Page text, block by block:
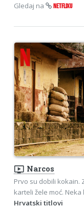
Gledaj na NETFLIXU
ondemand_video Narcos
Prvo su dobili kokain.
karteli žele moć.
Hrvatski titlovi